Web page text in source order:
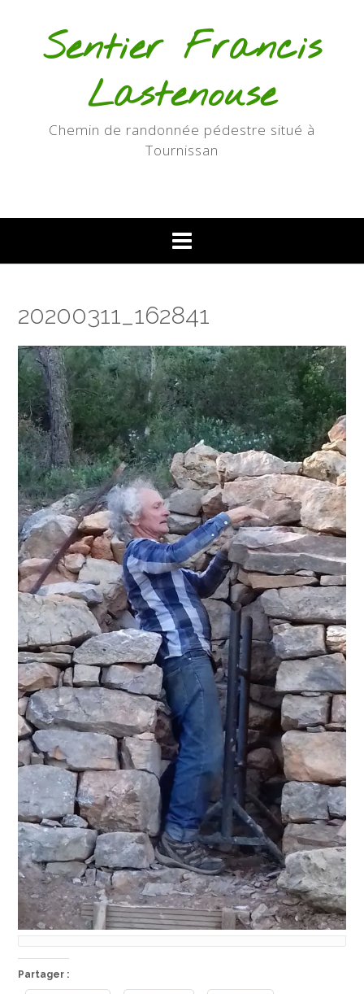
Sentier Francis
Lastenouse
Chemin de randonnée pédestre situé à
Tournissan
20200311_162841
Partager :